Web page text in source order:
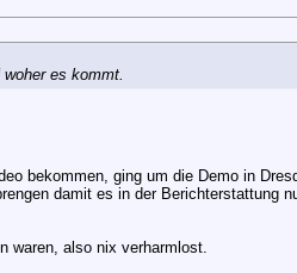
es kommt.
bekommen, ging um die Demo in
damit es in der Berichterstattung
waren, also nix verharmlost.